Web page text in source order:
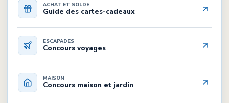
ACHAT ET SOLDE
Guide des cartes-cadeaux
ESCAPADES
Concours voyages
MAISON
Concours maison et jardin